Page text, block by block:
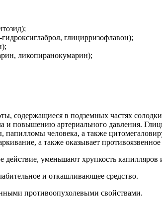
гидроксиглаброл, глицирризофлавон);
ликопиранокумарин);
содержащиеся в подземных частях
и повышению артериального давления.
человека, а также
а также оказывает
уменьшают хрупкость капилляров
и откашливающее средство.
противоопухолевыми свойствами.